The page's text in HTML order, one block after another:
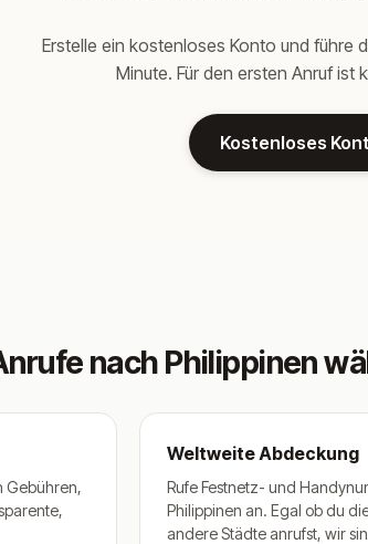
Erstelle ein kostenloses Konto und führe
Minute. Für den ersten Anruf ist
Kostenloses
nach Philippinen
Gebühren,
Weltweite Abdeckung
Rufe Festnetz- und
Philippinen an. Egal ob du
andere Städte anrufst, wir